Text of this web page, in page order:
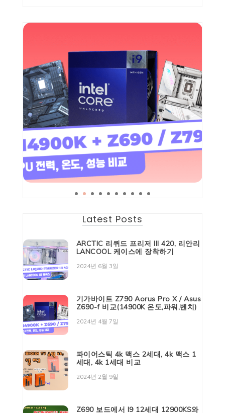
Latest Posts
ARCTIC 리퀴드 프리저 III 420, 리안리
LANCOOL 케이스에 장착하기
2024년 6월 3일
기가바이트 Z790 Aorus Pro X / Asus
Z690-f 비교(14900K 온도,파워,벤치)
2024년 4월 7일
파이어스틱 4k 맥스 2세대, 4k 맥스 1
세대, 4k 1세대 비교
2024년 2월 9일
Z690 보드에서 I9 12세대 12900KS와